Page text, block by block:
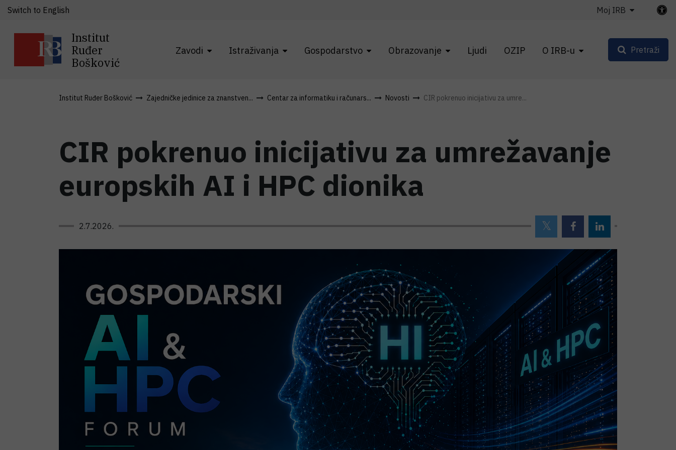
Institut
Ruđer
Bošković
Zavodi Istraživanja Gospodarstvo Obrazovanje Ljudi OZIP O IRB-u
Switch to English Moj IRB
Pretraži
Institut Ruđer Bošković Zajedničke jedinice za znanstven... Centar za informatiku i računars... Novosti CIR pokrenuo inicijativu za umre...
CIR pokrenuo inicijativu za umrežavanje
europskih AI i HPC dionika
2.7.2026.